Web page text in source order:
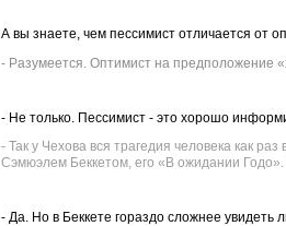
А вы знаете, чем пессимист отличается от
- Разумеется. Оптимист на предположение
- Не только. Пессимист - это хорошо
- Так у Чехова вся трагедия человека как
Сэмюэлем Беккетом, его «В ожидании Годо».
- Да. Но в Беккете гораздо сложнее увидеть